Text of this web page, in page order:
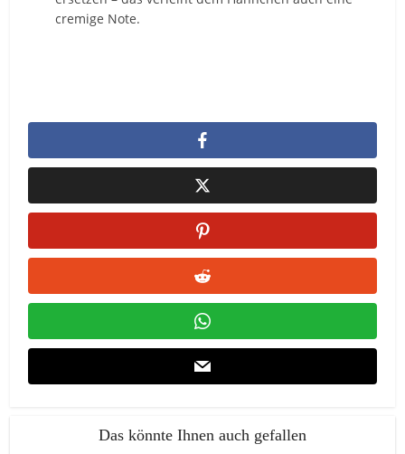
cremige Note.
Das könnte Ihnen auch gefallen